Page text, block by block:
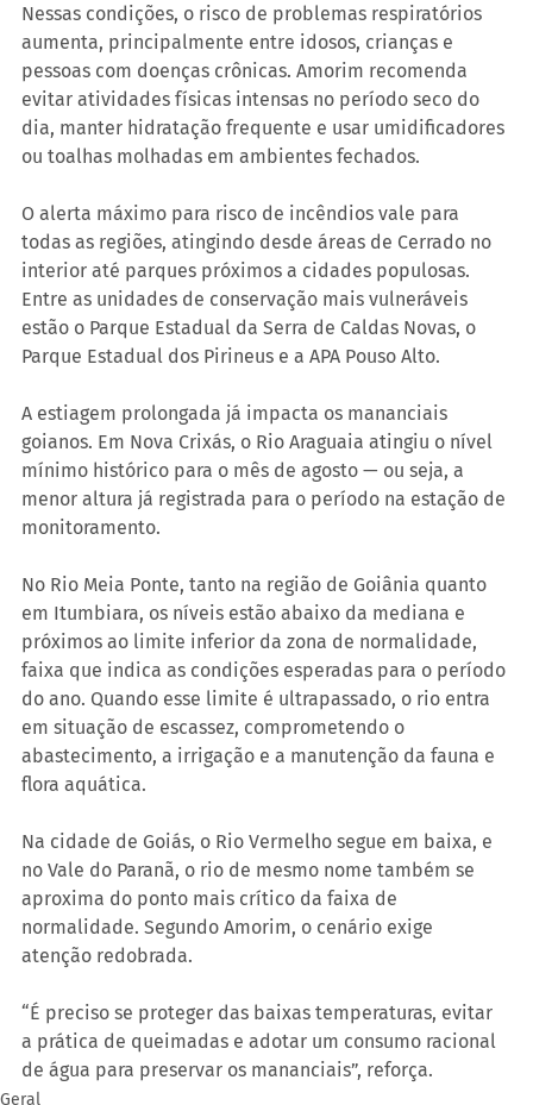
Nessas condições, o risco de problemas respiratórios
aumenta, principalmente entre idosos, crianças e
pessoas com doenças crônicas. Amorim recomenda
evitar atividades físicas intensas no período seco do
dia, manter hidratação frequente e usar umidificadores
ou toalhas molhadas em ambientes fechados.
O alerta máximo para risco de incêndios vale para
todas as regiões, atingindo desde áreas de Cerrado no
interior até parques próximos a cidades populosas.
Entre as unidades de conservação mais vulneráveis
estão o Parque Estadual da Serra de Caldas Novas, o
Parque Estadual dos Pirineus e a APA Pouso Alto.
A estiagem prolongada já impacta os mananciais
goianos. Em Nova Crixás, o Rio Araguaia atingiu o nível
mínimo histórico para o mês de agosto — ou seja, a
menor altura já registrada para o período na estação de
monitoramento.
No Rio Meia Ponte, tanto na região de Goiânia quanto
em Itumbiara, os níveis estão abaixo da mediana e
próximos ao limite inferior da zona de normalidade,
faixa que indica as condições esperadas para o período
do ano. Quando esse limite é ultrapassado, o rio entra
em situação de escassez, comprometendo o
abastecimento, a irrigação e a manutenção da fauna e
flora aquática.
Na cidade de Goiás, o Rio Vermelho segue em baixa, e
no Vale do Paranã, o rio de mesmo nome também se
aproxima do ponto mais crítico da faixa de
normalidade. Segundo Amorim, o cenário exige
atenção redobrada.
“É preciso se proteger das baixas temperaturas, evitar
a prática de queimadas e adotar um consumo racional
de água para preservar os mananciais”, reforça.
Geral